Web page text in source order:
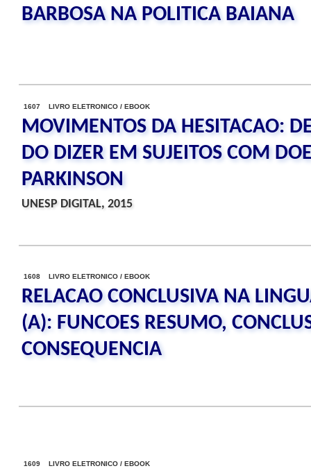
BARBOSA NA POLITICA BAIANA
1607 LIVRO ELETRONICO / EBOOK
MOVIMENTOS DA HESITACAO:
DO DIZER EM SUJEITOS COM
PARKINSON
UNESP DIGITAL, 2015
1608 LIVRO ELETRONICO / EBOOK
RELACAO CONCLUSIVA NA
(A): FUNCOES RESUMO,
CONSEQUENCIA
1609 LIVRO ELETRONICO / EBOOK